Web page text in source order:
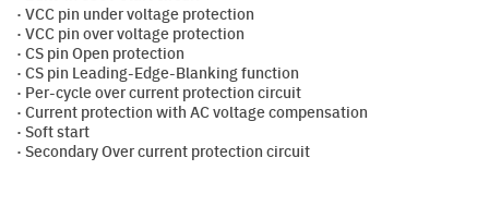
· VCC pin under voltage protection
· VCC pin over voltage protection
· CS pin Open protection
· CS pin Leading-Edge-Blanking function
· Per-cycle over current protection circuit
· Current protection with AC voltage compensation
· Soft start
· Secondary Over current protection circuit